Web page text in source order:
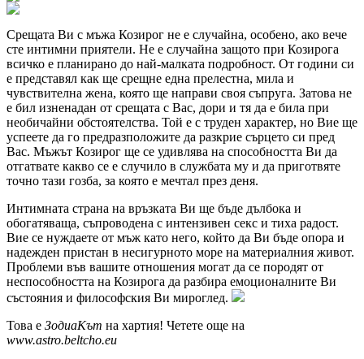
Срещата Ви с мъжа Козирог не е случайна, особено, ако вече
сте интимни приятели. Не е случайна защото при Козирога
всичко е планирано до най-малката подробност. От години си
е представял как ще срещне една прелестна, мила и
чувствителна жена, която ще направи своя съпруга. Затова не
е бил изненадан от срещата с Вас, дори и тя да е била при
необичайни обстоятелства. Той е с труден характер, но Вие ще
успеете да го предразположите да разкрие сърцето си пред
Вас. Мъжът Козирог ще се удивлява на способността Ви да
отгатвате какво се е случило в службата му и да приготвяте
точно тази гозба, за която е мечтал през деня.
Интимната страна на връзката Ви ще бъде дълбока и
обогатяваща, съпроводена с интензивен секс и тиха радост.
Вие се нуждаете от мъж като него, който да Ви бъде опора и
надежден пристан в несигурното море на материалния живот.
Проблеми във вашите отношения могат да се породят от
неспособността на Козирога да разбира емоционалните Ви
състояния и философския Ви мироглед.
Това е ЗодиаКът на хартия! Четете още на
www.astro.beltcho.eu